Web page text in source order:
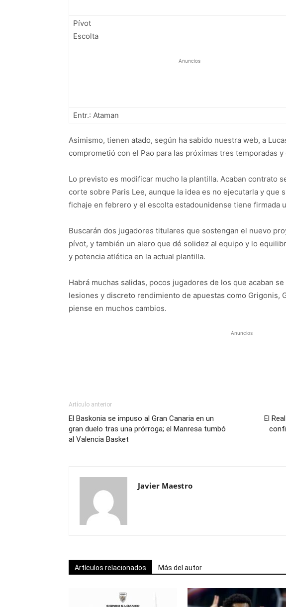
Pívot
Escolta
Anuncios
Entr.: Ataman
Asimismo, tienen atado, según ha sabido nuestra web, a
comprometió con el Pao para las próximas tres temporadas
Lo previsto es modificar mucho la plantilla. Acaban contrato
corte sobre Paris Lee, aunque la idea es no ejecutarla y que
fichaje en febrero y el escolta estadounidense tiene firmada
Buscarán dos jugadores titulares que sostengan el nuevo
pívot, y también un alero que dé solidez al equipo y lo
y potencia atlética en la actual plantilla.
Habrá muchas salidas, pocos jugadores de los que acaban
lesiones y discreto rendimiento de apuestas como Grigonis,
piense en muchos cambios.
Anuncios
Artículo anterior
El Baskonia se impuso al Gran Canaria en un
gran duelo tras una prórroga; el Manresa tumbó
al Valencia Basket
El
Javier Maestro
Artículos relacionados Más del autor